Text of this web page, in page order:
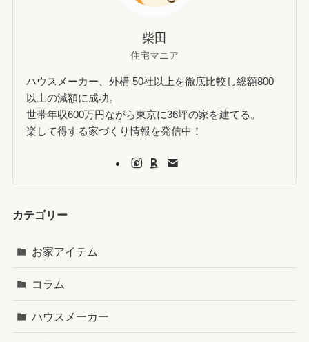
柴田
住宅マニア
ハウスメーカー、外構 50社以上を徹底比較し総額800
以上の減額に成功。
世帯年収600万円ながら東京に36坪の家を建てる。
楽して得する家づくり情報を発信中！
カテゴリー
お家アイテム
コラム
ハウスメーカー